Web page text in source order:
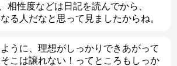
相性度などは日記を読んでから、
る人だなと思って見ましたからね。
うに、理想がしっかりできあがって
こは譲れない！ってところもしっか